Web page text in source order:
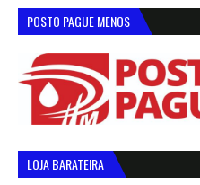
POSTO PAGUE MENOS
LOJA BARATEIRA